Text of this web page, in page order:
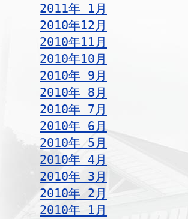
2011年 1月
2010年12月
2010年11月
2010年10月
2010年 9月
2010年 8月
2010年 7月
2010年 6月
2010年 5月
2010年 4月
2010年 3月
2010年 2月
2010年 1月